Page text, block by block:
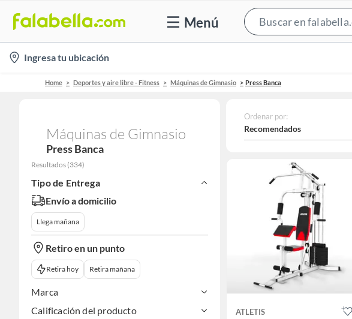
Menú
location-
icon
Ingresa tu ubicación
Home Deportes y aire libre - Fitness Máquinas de Gimnasio Press Banca
Máquinas de Gimnasio
Press Banca
Resultados (334)
Tipo de Entrega
Envío a domicilio
Llega mañana
Retiro en un punto
Retira hoy Retira mañana
Marca
Calificación del producto
Ordenar por:
Recomendados
ATLETIS